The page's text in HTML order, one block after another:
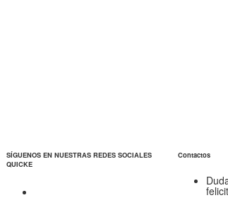
SÍGUENOS EN NUESTRAS REDES SOCIALES
QUICKE
Contactos